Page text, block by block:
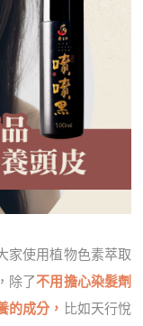
家使用植物色素萃取
除了不用擔心染髮劑
的成分， 比如天行悅